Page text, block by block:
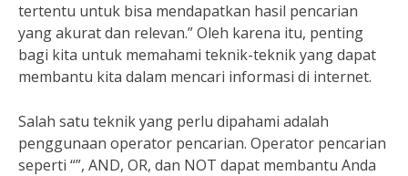
tertentu untuk bisa mendapatkan hasil pencarian
yang akurat dan relevan.” Oleh karena itu, penting
bagi kita untuk memahami teknik-teknik yang dapat
membantu kita dalam mencari informasi di internet.
Salah satu teknik yang perlu dipahami adalah
penggunaan operator pencarian. Operator pencarian
seperti “”, AND, OR, dan NOT dapat membantu Anda